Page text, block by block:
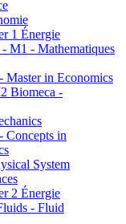
1 Énergie
- Mathematiques
in Economics
Biomeca -
Concepts in
System
2 Énergie
- Fluid